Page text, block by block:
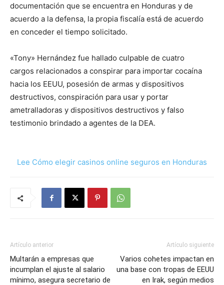
documentación que se encuentra en Honduras y de
acuerdo a la defensa, la propia fiscalía está de acuerdo
en conceder el tiempo solicitado.
«Tony» Hernández fue hallado culpable de cuatro
cargos relacionados a conspirar para importar cocaína
hacia los EEUU, posesión de armas y dispositivos
destructivos, conspiración para usar y portar
ametralladoras y dispositivos destructivos y falso
testimonio brindado a agentes de la DEA.
Lee Cómo elegir casinos online seguros en Honduras
Artículo anterior
Multarán a empresas que
incumplan el ajuste al salario
mínimo, asegura secretario de
Artículo siguiente
Varios cohetes impactan en
una base con tropas de EEUU
en Irak, según medios